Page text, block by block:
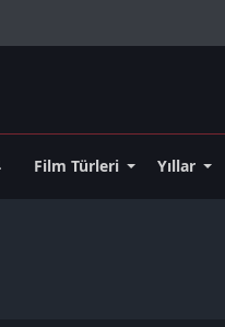
Film Türleri Yıllar